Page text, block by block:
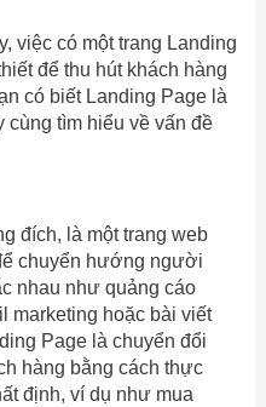
việc có một trang Landing
để thu hút khách hàng
có biết Landing Page là
cùng tìm hiểu về vấn đề
đích, là một trang web
chuyển hướng người
nhau như quảng cáo
marketing hoặc bài viết
Page là chuyển đổi
hàng bằng cách thực
định, ví dụ như mua